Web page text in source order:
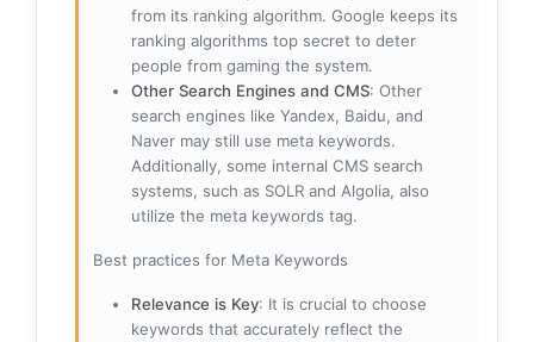
from its ranking algorithm. Google keeps its
ranking algorithms top secret to deter
people from gaming the system.
Other Search Engines and CMS: Other
search engines like Yandex, Baidu, and
Naver may still use meta keywords.
Additionally, some internal CMS search
systems, such as SOLR and Algolia, also
utilize the meta keywords tag.
Best practices for Meta Keywords
Relevance is Key: It is crucial to choose
keywords that accurately reflect the